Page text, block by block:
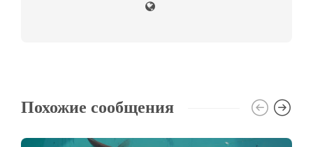
Похожие сообщения